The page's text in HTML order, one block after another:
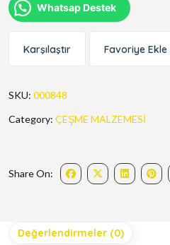
Whatsap Destek
Karşılaştır Favoriye Ekle
SKU: 000848
Category: ÇEŞME MALZEMESİ
Share On:
Değerlendirmeler (0)